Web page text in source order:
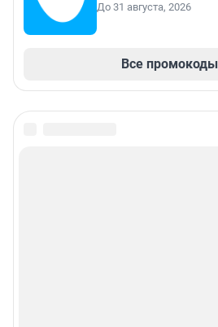
До 31 августа, 2026
Все промокоды